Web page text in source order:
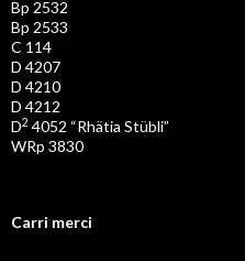
Bp 2532
Bp 2533
C 114
D 4207
D 4210
D 4212
D2 4052 “Rhätia Stübli”
WRp 3830
Carri merci